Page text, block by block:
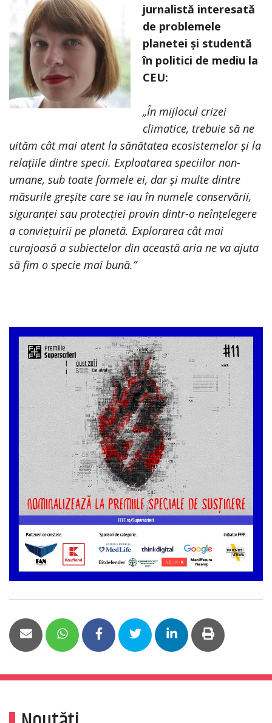
jurnalistă interesată
de problemele
planetei și studentă
în politici de mediu la
CEU:
„În mijlocul crizei
climatice, trebuie să ne
uităm cât mai atent la sănătatea ecosistemelor și la
relațiile dintre specii. Exploatarea speciilor non-
umane, sub toate formele ei, dar și multe dintre
măsurile greșite care se iau în numele conservării,
siguranței sau protecției provin dintr-o neînțelegere
a conviețuirii pe planetă. Explorarea cât mai
curajoasă a subiectelor din această aria ne va ajuta
să fim o specie mai bună.”